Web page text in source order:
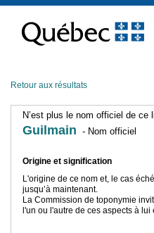
contenu
Retour aux résultats
N’est plus le nom officiel de ce
Guilmain - Nom officiel
Origine et signification
L'origine de ce nom et, le cas
jusqu’à maintenant.
La Commission de toponymie
l'un ou l'autre de ces aspects à lui